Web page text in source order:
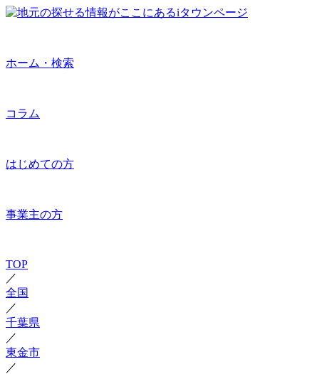
ホーム・検索
コラム
はじめての方
事業主の方
TOP
／
全国
／
千葉県
／
東金市
／